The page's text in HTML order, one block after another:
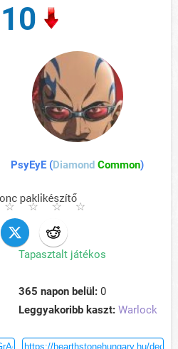
10
PsyEyE (Diamond Common)
Tapasztalt játékos
365 napon belül: 0
Leggyakoribb kaszt: Warlock